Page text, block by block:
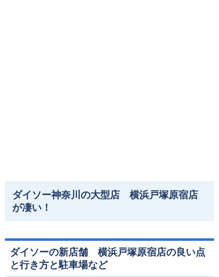
ダイソー神奈川の大型店 横浜戸塚原宿店
が凄い！
ダイソーの新店舗 横浜戸塚原宿店の良い点
と行き方と駐車場など